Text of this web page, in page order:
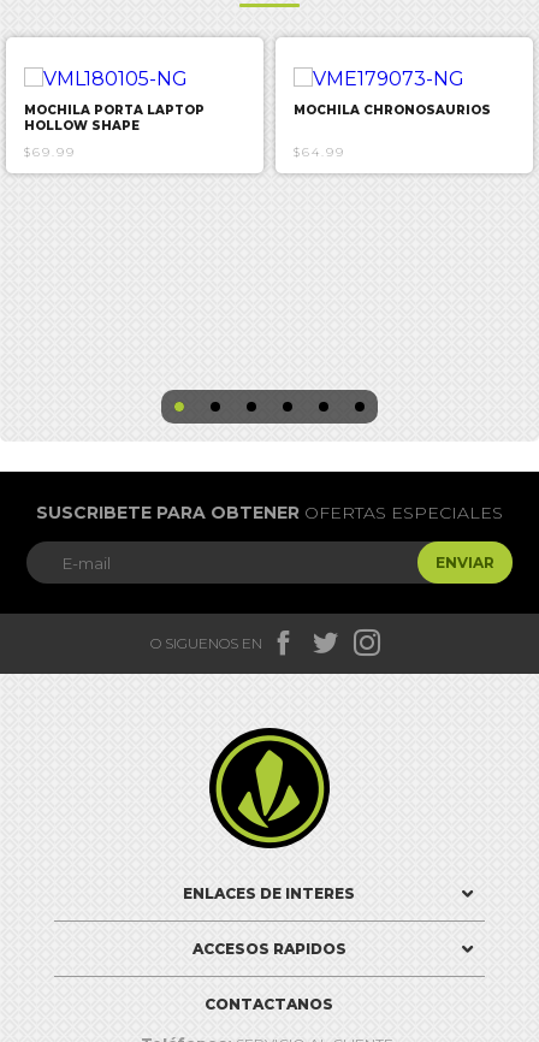
MOCHILA PORTA LAPTOP
HOLLOW SHAPE
$69.99
MOCHILA CHRONOSAURIOS
$64.99
SUSCRIBETE PARA OBTENER OFERTAS ESPECIALES
ENVIAR
O SIGUENOS EN   

ENLACES DE INTERES
ACCESOS RAPIDOS
CONTACTANOS